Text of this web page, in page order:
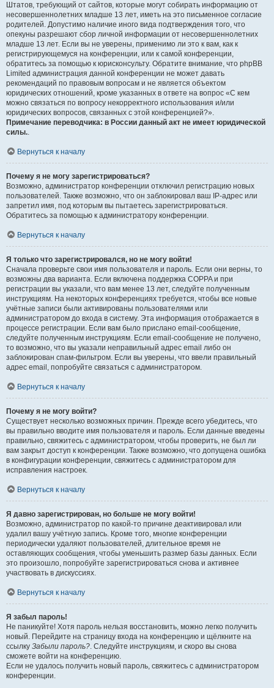
Штатов, требующий от сайтов, которые могут собирать информацию от
несовершеннолетних младше 13 лет, иметь на это письменное согласие
родителей. Допустимо наличие иного вида подтверждения того, что
опекуны разрешают сбор личной информации от несовершеннолетних
младше 13 лет. Если вы не уверены, применимо ли это к вам, как к
регистрирующемуся на конференции, или к самой конференции,
обратитесь за помощью к юрисконсульту. Обратите внимание, что phpBB
Limited администрация данной конференции не может давать
рекомендаций по правовым вопросам и не является объектом
юридических отношений, кроме указанных в ответе на вопрос «С кем
можно связаться по вопросу некорректного использования и/или
юридических вопросов, связанных с этой конференцией?».
Примечание переводчика: в России данный акт не имеет юридической
силы..
Вернуться к началу
Почему я не могу зарегистрироваться?
Возможно, администратор конференции отключил регистрацию новых
пользователей. Также возможно, что он заблокировал ваш IP-адрес или
запретил имя, под которым вы пытаетесь зарегистрироваться.
Обратитесь за помощью к администратору конференции.
Вернуться к началу
Я только что зарегистрировался, но не могу войти!
Сначала проверьте свои имя пользователя и пароль. Если они верны, то
возможны два варианта. Если включена поддержка COPPA и при
регистрации вы указали, что вам менее 13 лет, следуйте полученным
инструкциям. На некоторых конференциях требуется, чтобы все новые
учётные записи были активированы пользователями или
администратором до входа в систему. Эта информация отображается в
процессе регистрации. Если вам было прислано email-сообщение,
следуйте полученным инструкциям. Если email-сообщение не получено,
то возможно, что вы указали неправильный адрес email либо он
заблокирован спам-фильтром. Если вы уверены, что ввели правильный
адрес email, попробуйте связаться с администратором.
Вернуться к началу
Почему я не могу войти?
Существует несколько возможных причин. Прежде всего убедитесь, что
вы правильно вводите имя пользователя и пароль. Если данные введены
правильно, свяжитесь с администратором, чтобы проверить, не был ли
вам закрыт доступ к конференции. Также возможно, что допущена ошибка
в конфигурации конференции, свяжитесь с администратором для
исправления настроек.
Вернуться к началу
Я давно зарегистрирован, но больше не могу войти!
Возможно, администратор по какой-то причине деактивировал или
удалил вашу учётную запись. Кроме того, многие конференции
периодически удаляют пользователей, длительное время не
оставляющих сообщения, чтобы уменьшить размер базы данных. Если
это произошло, попробуйте зарегистрироваться снова и активнее
участвовать в дискуссиях.
Вернуться к началу
Я забыл пароль!
Не паникуйте! Хотя пароль нельзя восстановить, можно легко получить
новый. Перейдите на страницу входа на конференцию и щёлкните на
ссылку Забыли пароль?. Следуйте инструкциям, и скоро вы снова
сможете войти на конференцию.
Если не удалось получить новый пароль, свяжитесь с администратором
конференции.